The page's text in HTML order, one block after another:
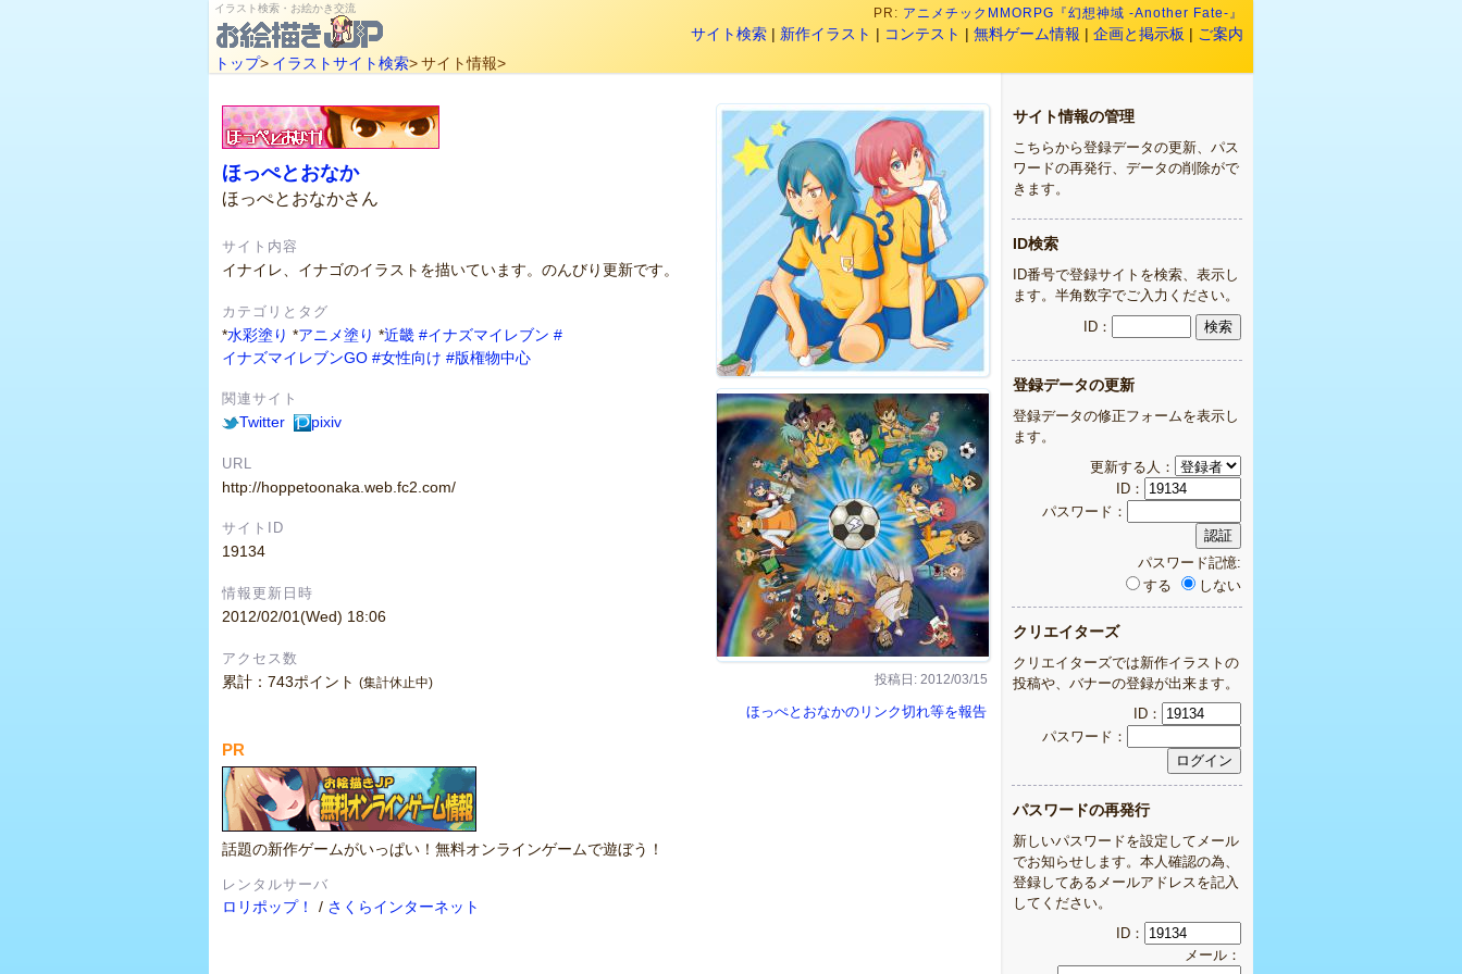
イラスト検索・お絵かき交流 PR: アニメチックMMORPG『幻想神域 -Another Fate-』
サイト検索 | 新作イラスト | コンテスト | 無料ゲーム情報 | 企画と掲示板 | ご案内
トップ> イラストサイト検索>サイト情報>
投稿日: 2012/03/15
ほっぺとおなか
ほっぺとおなかさん
サイト内容
イナイレ、イナゴのイラストを描いています。のんびり更新です。
カテゴリとタグ
*水彩塗り *アニメ塗り *近畿 #イナズマイレブン #
イナズマイレブンGO #女性向け #版権物中心
関連サイト
Twitter pixiv
URL
http://hoppetoonaka.web.fc2.com/
サイトID
19134
情報更新日時
2012/02/01(Wed) 18:06
アクセス数
累計：743ポイント (集計休止中)
ほっぺとおなかのリンク切れ等を報告
PR
話題の新作ゲームがいっぱい！無料オンラインゲームで遊ぼう！
レンタルサーバ
ロリポップ！ / さくらインターネット
サイト情報の管理
こちらから登録データの更新、パス
ワードの再発行、データの削除がで
きます。
ID検索
ID番号で登録サイトを検索、表示し
ます。半角数字でご入力ください。
ID：
登録データの更新
登録データの修正フォームを表示し
ます。
更新する人：
ID：
パスワード：
パスワード記憶:
する
しない
クリエイターズ
クリエイターズでは新作イラストの
投稿や、バナーの登録が出来ます。
ID：
パスワード：
パスワードの再発行
新しいパスワードを設定してメール
でお知らせします。本人確認の為、
登録してあるメールアドレスを記入
してください。
ID：
メール：